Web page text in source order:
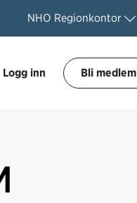
NHO Regionkontor
Logg inn Bli medlem